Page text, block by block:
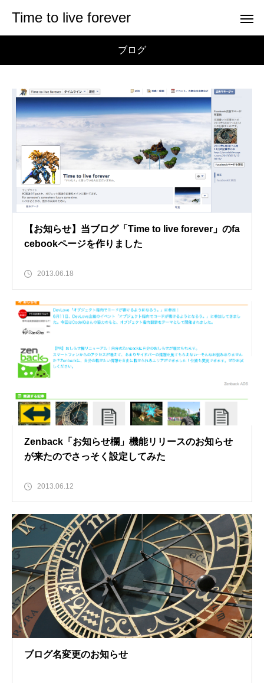
Time to live forever
ブログ
【お知らせ】当ブログ「Time to live forever」のfa
cebookページを作りました
2013.06.18
Zenback「お知らせ欄」機能リリースのお知らせ
が来たのでさっそく設定してみた
2013.06.12
ブログ名変更のお知らせ